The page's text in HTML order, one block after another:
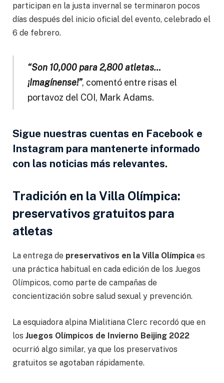
participan en la justa invernal se terminaron pocos
días después del inicio oficial del evento, celebrado el
6 de febrero.
“Son 10,000 para 2,800 atletas…
¡Imagínense!”, comentó entre risas el
portavoz del COI, Mark Adams.
Sigue nuestras cuentas en Facebook e
Instagram para mantenerte informado
con las noticias más relevantes.
Tradición en la Villa Olímpica:
preservativos gratuitos para
atletas
La entrega de preservativos en la Villa Olímpica es
una práctica habitual en cada edición de los Juegos
Olímpicos, como parte de campañas de
concientización sobre salud sexual y prevención.
La esquiadora alpina Mialitiana Clerc recordó que en
los Juegos Olímpicos de Invierno Beijing 2022
ocurrió algo similar, ya que los preservativos
gratuitos se agotaban rápidamente.